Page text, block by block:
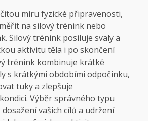
míru fyzické připravenosti,
na silový trénink nebo
Silový trénink posiluje svaly a
aktivitu těla i po skončení
trénink kombinuje krátké
s krátkými obdobími odpočinku,
tuky a zlepšuje
Výběr správného typu
vašich cílů a udržení